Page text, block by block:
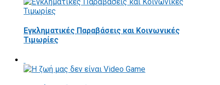
Εγκληματικές Παραβάσεις και Κοινωνικές
Τιμωρίες